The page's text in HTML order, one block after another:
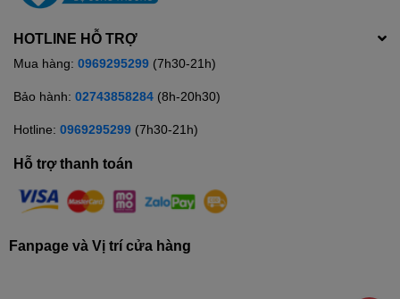
HOTLINE HỖ TRỢ
Mua hàng: 0969295299 (7h30-21h)
Bảo hành: 02743858284 (8h-20h30)
Hotline: 0969295299 (7h30-21h)
Hỗ trợ thanh toán
Fanpage và Vị trí cửa hàng